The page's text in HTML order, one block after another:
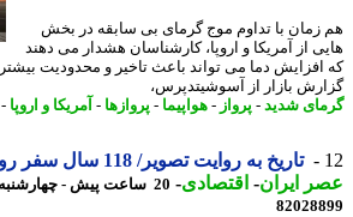
با تداوم موج گرمای بی سابقه در بخش
از آمریکا و اروپا، کارشناسان هشدار می دهند
دما می تواند باعث تاخیر و محدودیت بیشتر در
بازار از آسوشیتدپرس،
شدید-پرواز-هواپیما -پروازها- آمریکا و اروپا -
تاریخ به روایت تصویر/ 118 سال سفر روی ریل های مرتفع
ایران- اقتصادی-20 ساعت پیش - چهارشنبه 14 مرداد 1405، 13:30